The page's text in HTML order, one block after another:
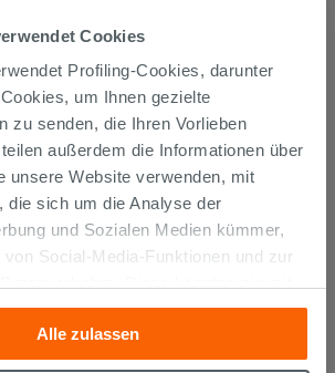
Cookies
Profiling-Cookies, darunter
um Ihnen gezielte
zu senden, die Ihren Vorlieben
außerdem die Informationen über
unsere Website verwenden, mit
die sich um die Analyse der
und Sozialen Medien kümmer,
Social-Media-Funktionen und zur
die Sie ihnen geliefert haben oder
Verwendung ihrer Dienste
kombinieren. Falls Sie mehr wissen
Alle zulassen
FLIESEN
AUSSENBEREICH